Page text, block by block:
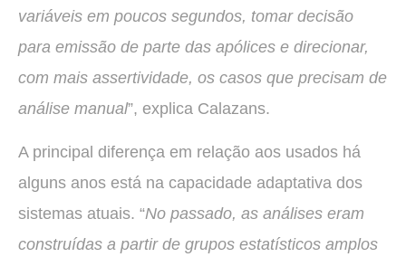
variáveis em poucos segundos, tomar decisão
para emissão de parte das apólices e direcionar,
com mais assertividade, os casos que precisam de
análise manual”, explica Calazans.
A principal diferença em relação aos usados há
alguns anos está na capacidade adaptativa dos
sistemas atuais. “No passado, as análises eram
construídas a partir de grupos estatísticos amplos